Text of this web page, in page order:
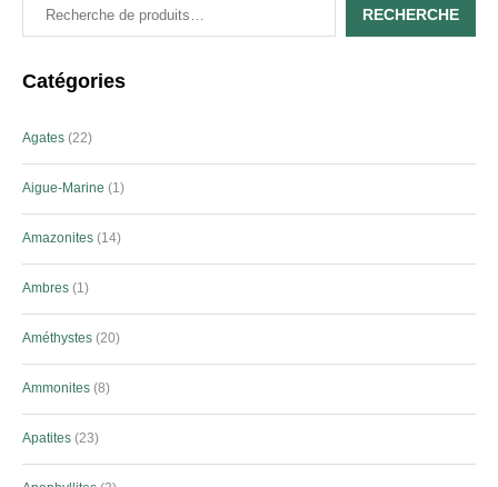
RECHERCHE
Catégories
Agates 22
Aigue-Marine 1
Amazonites 14
Ambres 1
Améthystes 20
Ammonites 8
Apatites 23